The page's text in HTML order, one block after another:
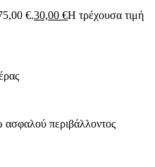
€.30,00 €Η τρέχουσα τιμή
ασφαλού περιβάλλοντος